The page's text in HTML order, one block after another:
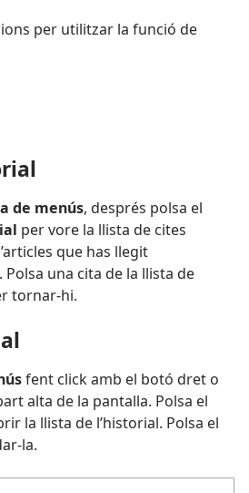
per utilitzar la funció de
de menús, després polsa el
per vore la llista de cites
que has llegit
una cita de la llista de
tornar-hi.
fent click amb el botó dret o
alta de la pantalla. Polsa el
la llista de l’historial. Polsa el
la.